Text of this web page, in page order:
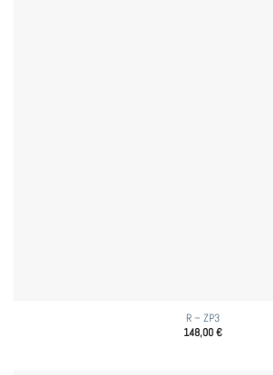
R – ZP3
148,00€